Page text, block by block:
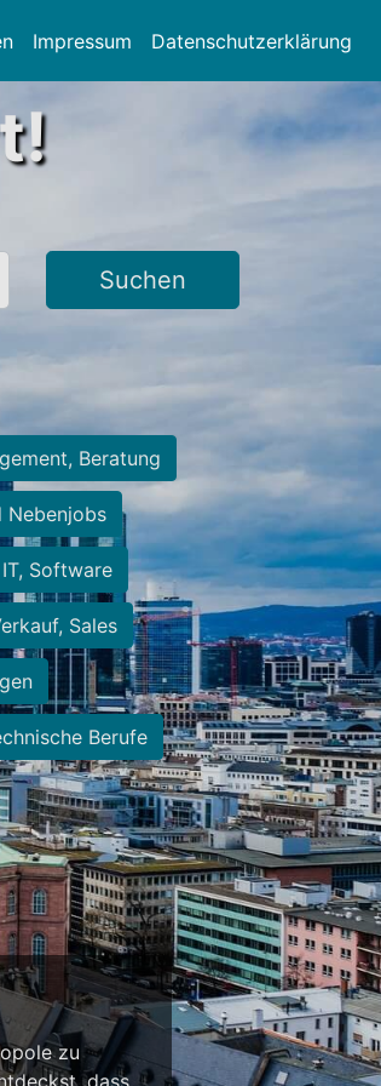
Impressum Datenschutzerklärung
Suchen
Beratung
Nebenjobs
IT, Software
Sales
Berufe
zu